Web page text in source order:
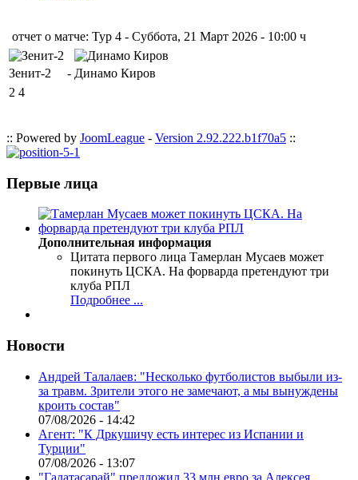
отчет о матче: Тур 4 - Суббота, 21 Март 2026 - 10:00 ч
Зенит-2 - Динамо Киров
2 4
:: Powered by JoomLeague - Version 2.92.222.b1f70a5 ::
Первые лица
Дополнительная информация
Цитата первого лица Тамерлан Мусаев может
покинуть ЦСКА. На форварда претендуют три
клуба РПЛ
Подробнее ...
Новости
Андрей Талалаев: "Несколько футболистов выбыли из-
за травм. Зрители этого не замечают, а мы вынуждены
кроить состав"
07/08/2026 - 14:42
Агент: "К Дркушичу есть интерес из Испании и
Турции"
07/08/2026 - 13:07
"Галатасарай" предложил 33 млн евро за Алексея